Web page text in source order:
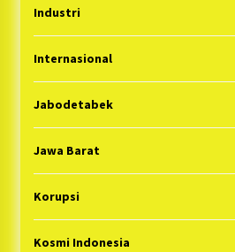
Industri
Internasional
Jabodetabek
Jawa Barat
Korupsi
Kosmi Indonesia